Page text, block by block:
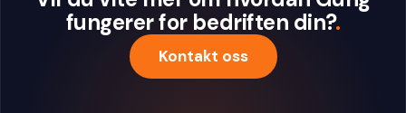
fungerer for bedriften din?.
Kontakt oss